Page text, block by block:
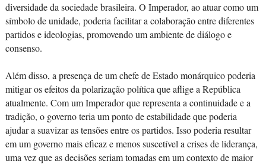
diversidade da sociedade brasileira. O Imperador, ao atuar como um
símbolo de unidade, poderia facilitar a colaboração entre diferentes
partidos e ideologias, promovendo um ambiente de diálogo e
consenso.
Além disso, a presença de um chefe de Estado monárquico poderia
mitigar os efeitos da polarização política que aflige a República
atualmente. Com um Imperador que representa a continuidade e a
tradição, o governo teria um ponto de estabilidade que poderia
ajudar a suavizar as tensões entre os partidos. Isso poderia resultar
em um governo mais eficaz e menos suscetível a crises de liderança,
uma vez que as decisões seriam tomadas em um contexto de maior